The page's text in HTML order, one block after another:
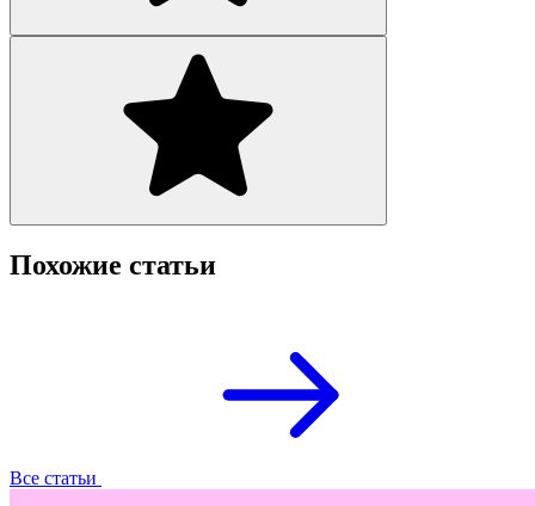
Похожие статьи
Все статьи